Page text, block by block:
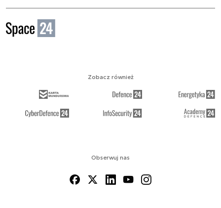
Obserwuj nas
Zobacz również